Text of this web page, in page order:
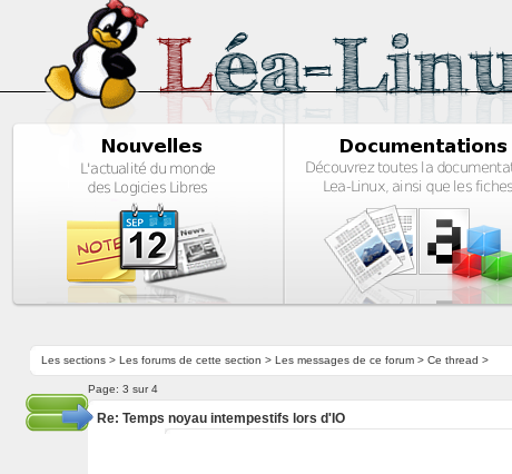
Les sections> Les forums de cette section > Les messages de ce forum> Ce thread >
Page: 3 sur 4
Re: Temps noyau intempestifs lors d'IO